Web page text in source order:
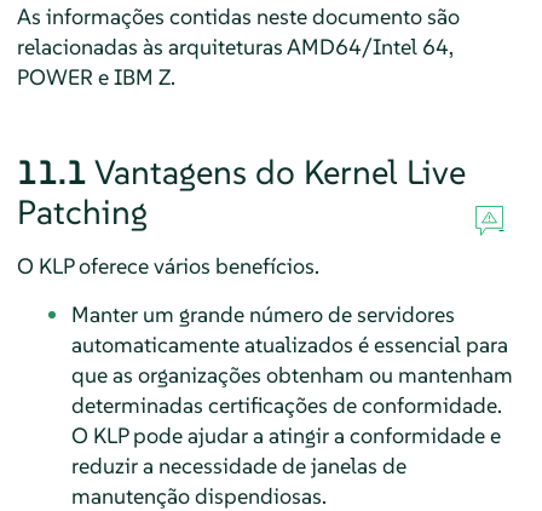
As informações contidas neste documento são
relacionadas às arquiteturas AMD64/Intel 64,
POWER e IBM Z.
11.1 Vantagens do Kernel Live
Patching
O KLP oferece vários benefícios.
Manter um grande número de servidores
automaticamente atualizados é essencial para
que as organizações obtenham ou mantenham
determinadas certificações de conformidade.
O KLP pode ajudar a atingir a conformidade e
reduzir a necessidade de janelas de
manutenção dispendiosas.